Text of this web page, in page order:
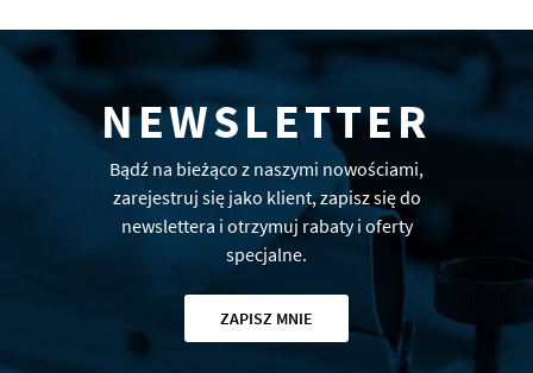
NEWSLETTER
Bądź na bieżąco z naszymi nowościami,
zarejestruj się jako klient, zapisz się do
newslettera i otrzymuj rabaty i oferty
specjalne.
ZAPISZ MNIE